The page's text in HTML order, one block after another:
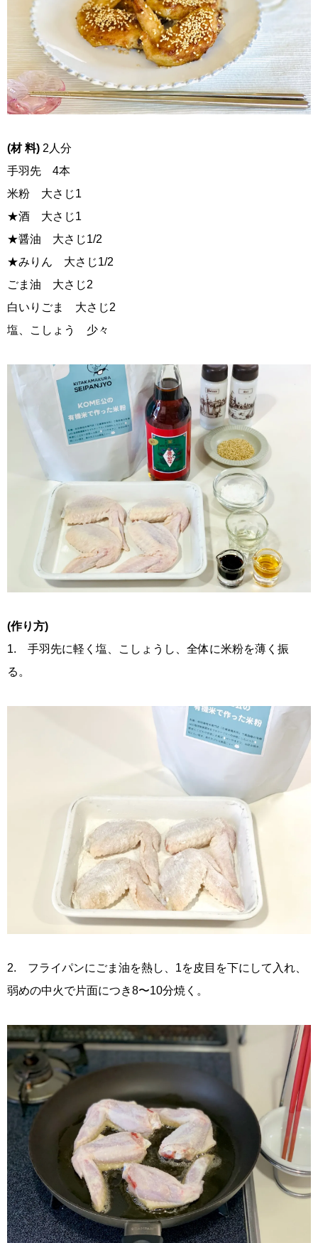
(材 料) 2人分
手羽先 4本
米粉 大さじ1
★酒 大さじ1
★醤油 大さじ1/2
★みりん 大さじ1/2
ごま油 大さじ2
白いりごま 大さじ2
塩、こしょう 少々
(作り方)
1. 手羽先に軽く塩、こしょうし、全体に米粉を薄く振
る。
2. フライパンにごま油を熱し、1を皮目を下にして入れ、
弱めの中火で片面につき8〜10分焼く。